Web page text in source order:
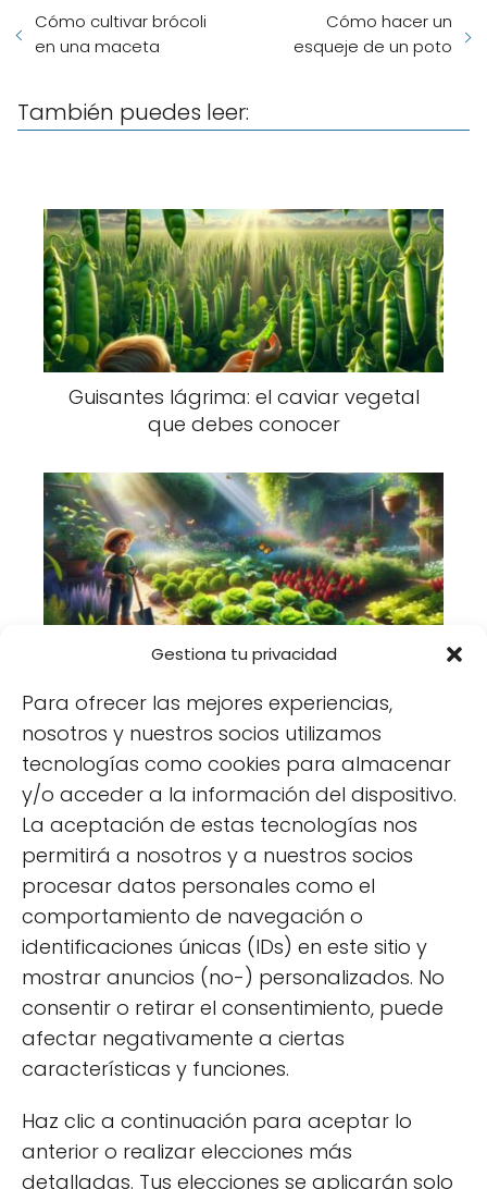
Gestiona tu privacidad
Para ofrecer las mejores experiencias,
nosotros y nuestros socios utilizamos
tecnologías como cookies para almacenar
y/o acceder a la información del dispositivo.
La aceptación de estas tecnologías nos
permitirá a nosotros y a nuestros socios
procesar datos personales como el
comportamiento de navegación o
identificaciones únicas (IDs) en este sitio y
mostrar anuncios (no-) personalizados. No
consentir o retirar el consentimiento, puede
afectar negativamente a ciertas
características y funciones.
Haz clic a continuación para aceptar lo
anterior o realizar elecciones más
detalladas. Tus elecciones se aplicarán solo
Cómo cultivar brócoli
en una maceta
Cómo hacer un
esqueje de un poto
También puedes leer:
Guisantes lágrima: el caviar vegetal
que debes conocer
¿Qué cultivar en un huerto en
Cómo usar la fibra de coco en tu
huerto urbano